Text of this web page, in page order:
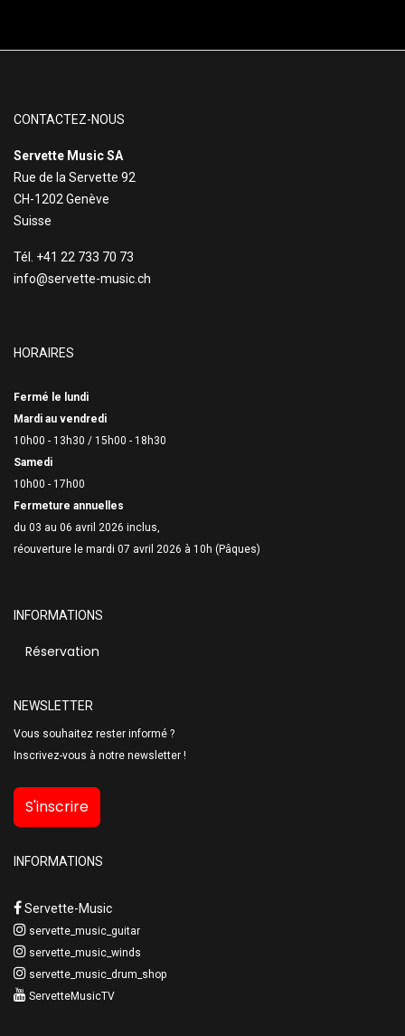
CONTACTEZ-NOUS
Servette Music SA
Rue de la Servette 92
CH-1202 Genève
Suisse
Tél. +41 22 733 70 73
info@servette-music.ch
HORAIRES
Fermé le lundi
Mardi au vendredi
10h00 - 13h30 / 15h00 - 18h30
Samedi
10h00 - 17h00
Fermeture annuelles
du 03 au 06 avril 2026 inclus,
réouverture le mardi 07 avril 2026 à 10h (Pâques)
INFORMATIONS
Réservation
NEWSLETTER
Vous souhaitez rester informé ?
Inscrivez-vous à notre newsletter !
S'inscrire
INFORMATIONS
Servette-Music
servette_music_guitar
servette_music_winds
servette_music_drum_shop
ServetteMusicTV